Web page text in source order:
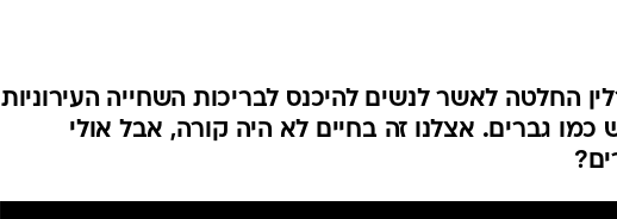
החלטה לאשר לנשים להיכנס לבריכות השחייה העירוניות
כמו גברים. אצלנו זה בחיים לא היה קורה, אבל אולי